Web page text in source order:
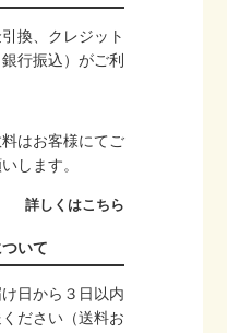
換、クレジット
行振込）がご利
はお客様にてご
します。
詳しくはこちら
いて
日から３日以内
ださい（送料お